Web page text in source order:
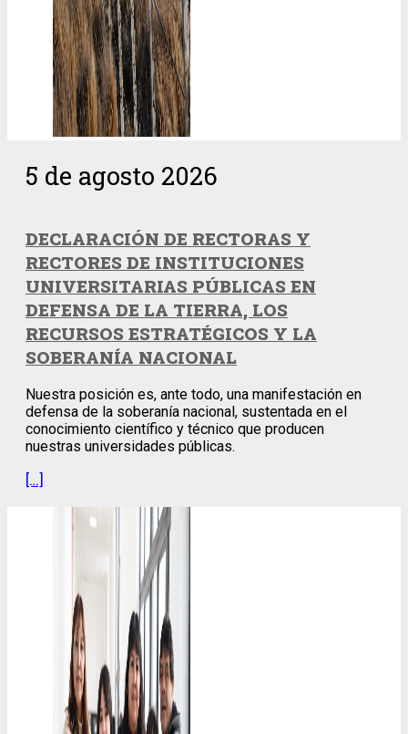
5 de agosto 2026
DECLARACIÓN DE RECTORAS Y
RECTORES DE INSTITUCIONES
UNIVERSITARIAS PÚBLICAS EN
DEFENSA DE LA TIERRA, LOS
RECURSOS ESTRATÉGICOS Y LA
SOBERANÍA NACIONAL
Nuestra posición es, ante todo, una manifestación en
defensa de la soberanía nacional, sustentada en el
conocimiento científico y técnico que producen
nuestras universidades públicas.
[…]